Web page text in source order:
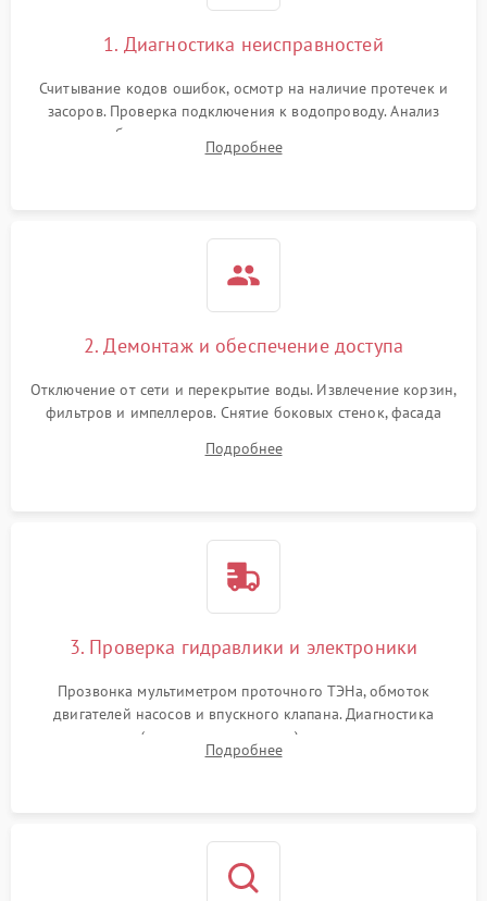
Проблемы с1. Диагностика неисправностей
Считывание кодов ошибок, осмотр на наличие протечек и
засоров. Проверка подключения к водопроводу. Анализ
жалоб на отсутствие слива, нагрева, вращения
разбрызгивателей или срабатывание системы защиты
Подробнее
2. Демонтаж и обеспечение доступа
Отключение от сети и перекрытие воды. Извлечение корзин,
фильтров и импеллеров. Снятие боковых стенок, фасада
циркуляционному насосу, ТЭНу и сливной помпе.
Подробнее
3. Проверка гидравлики и электроники
Прозвонка мультиметром проточного ТЭНа, обмоток
двигателей насосов и впускного клапана. Диагностика
прессостата (датчика уровня воды), датчика мутности,
концевика дверцы и электронного модуля управления.
Подробнее